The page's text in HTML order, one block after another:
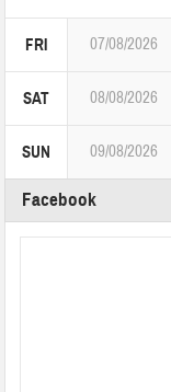
FRI 07/08/2026
SAT 08/08/2026
SUN 09/08/2026
Facebook